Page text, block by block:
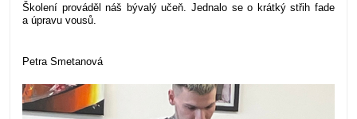
Školení prováděl náš bývalý učeň. Jednalo se o krátký střih fade
a úpravu vousů.
Petra Smetanová